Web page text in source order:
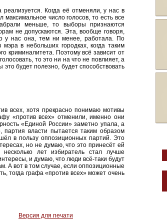
реализуется. Когда её отменяли, у нас в
число голосов, то есть все
меньше, то выборы признаются
не допускаются. Эта, вообще говоря,
у нас она, тем ни менее, работала. По
в небольших городках, когда таким
криминалитета. Поэтому всё зависит от
то это ни на что не повлияет, а
будет полезно, будет способствовать
всех, хотя прекрасно понимаю мотивы
«против всех» отменили, именно они
«Единой России» заметно упала, а
партия власти пытается таким образом
в пользу оппозиционных партий. Это
но не думаю, что это принесёт ей
лет избиратель стал лучше
и думаю, что люди всё-таки будут
А вот в том случае, если оппозиционные
тогда графа «против всех» может очень
Версия для печати